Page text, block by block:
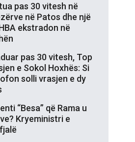
pas 30 vitesh në
në Patos dhe një
ekstradon në
pas 30 vitesh, Top
e Sokol Hoxhës: Si
solli vrasjen e dy
“Besa” që Rama u
Kryeministri e